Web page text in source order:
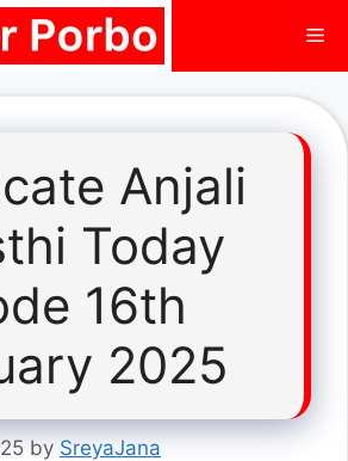
Anjali
Today
16th
2025
by SreyaJana